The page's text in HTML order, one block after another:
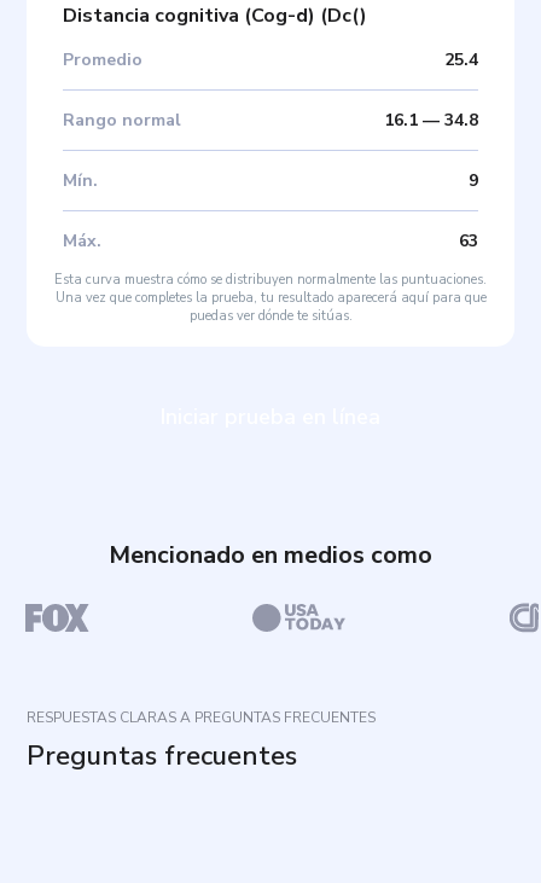
Distancia cognitiva (Cog-d) (Dc()
Promedio 25.4
Rango normal 16.1— 34.8
Mín. 9
Máx. 63
Esta curva muestra cómo se distribuyen normalmente las puntuaciones.
Una vez que completes la prueba, tu resultado aparecerá aquí para que
puedas ver dónde te sitúas.
Mencionado en medios como
RESPUESTAS CLARAS A PREGUNTAS FRECUENTES
Preguntas frecuentes